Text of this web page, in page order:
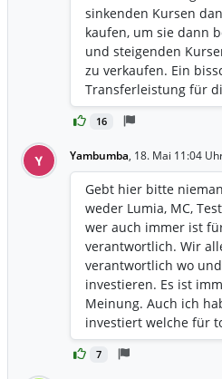
16
sinkenden Kursen
kaufen, um sie dann
und steigenden
zu verkaufen. Ein
Transferleistung für
welcher Seite wollt
meinen Teil habe
regelmäßig das
für mich ab. Die
machen
Spaß - sind mir aber
sich das Fundament
Bewertung nicht ins
hat und auch die
kein realistisches
dargestellt haben. Für
Aktienwert, den ich
jeweiligen
Y Yambumba, 18. Mai 11:04
7
Gebt hier bitte
weder Lumia, MC,
wer auch immer ist
verantwortlich. Wir
verantwortlich wo
investieren. Es ist
Meinung. Auch ich
investiert welche für
worden sind und es
meine Schuld. Das